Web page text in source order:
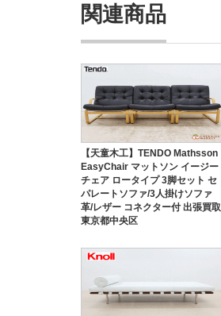
関連商品
【天童木工】TENDO Mathsson
EasyChair マットソン イージー
チェア ロータイプ 3脚セット セ
パレートソファ/3人掛けソファ
革/レザー コネクター付 出張買取
東京都中央区